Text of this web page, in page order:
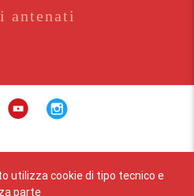
utilizza cookie di tipo tecnico e
parte
antenati